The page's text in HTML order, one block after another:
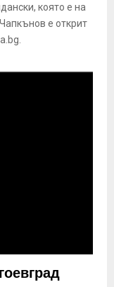
която е на
е открит